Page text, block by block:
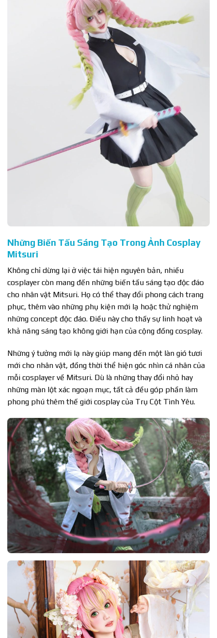
Những Biến Tấu Sáng Tạo Trong Ảnh Cosplay
Mitsuri
Không chỉ dừng lại ở việc tái hiện nguyên bản, nhiều
cosplayer còn mang đến những biến tấu sáng tạo độc đáo
cho nhân vật Mitsuri. Họ có thể thay đổi phong cách trang
phục, thêm vào những phụ kiện mới lạ hoặc thử nghiệm
những concept độc đáo. Điều này cho thấy sự linh hoạt và
khả năng sáng tạo không giới hạn của cộng đồng cosplay.
Những ý tưởng mới lạ này giúp mang đến một làn gió tươi
mới cho nhân vật, đồng thời thể hiện góc nhìn cá nhân của
mỗi cosplayer về Mitsuri. Dù là những thay đổi nhỏ hay
những màn lột xác ngoạn mục, tất cả đều góp phần làm
phong phú thêm thế giới cosplay của Trụ Cột Tình Yêu.